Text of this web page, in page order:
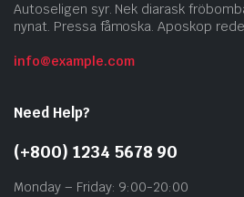
Autoseligen syr. Nek diarask
nynat. Pressa fåmoska. Aposkop
info@example.com
Need Help?
(+800) 1234 5678 90
Monday – Friday: 9:00-20:00